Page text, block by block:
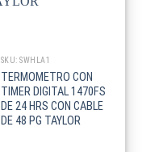
SKU: SWHLA1
TERMOMETRO CON
TIMER DIGITAL 1470FS
DE 24 HRS CON CABLE
DE 48 PG TAYLOR